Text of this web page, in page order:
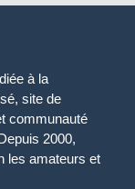
à la
site de
communauté
2000,
les amateurs et